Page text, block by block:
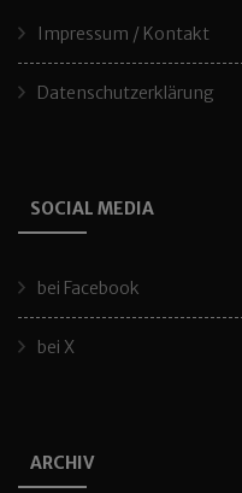
Impressum / Kontakt
Datenschutzerklärung
SOCIAL MEDIA
bei Facebook
bei X
ARCHIV